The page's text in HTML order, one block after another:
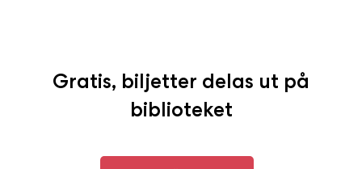
F
i
a
Gratis, biljetter delas ut på
biblioteket